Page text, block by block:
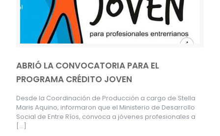
ABRIÓ LA CONVOCATORIA PARA EL
PROGRAMA CRÉDITO JOVEN
Desde la Coordinación de Producción a cargo de Stella
Maris Aquino, informaron que el Ministerio de Desarrollo
Social de Entre Ríos, convoca a jóvenes profesionales a
[…]